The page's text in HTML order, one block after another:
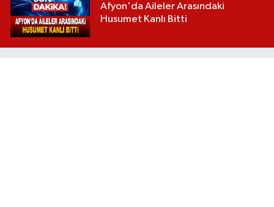
Afyon'da Aileler Arasındaki
Husumet Kanlı Bitti